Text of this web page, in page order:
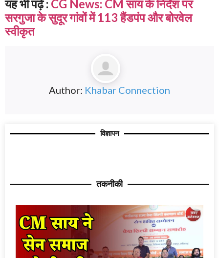
यह भी पढ़ें : CG News: CM साय के निर्देश पर
सरगुजा के सुदूर गांवों में 113 हैंडपंप और बोरवेल
स्वीकृत
Author: Khabar Connection
विज्ञापन
तकनीकी